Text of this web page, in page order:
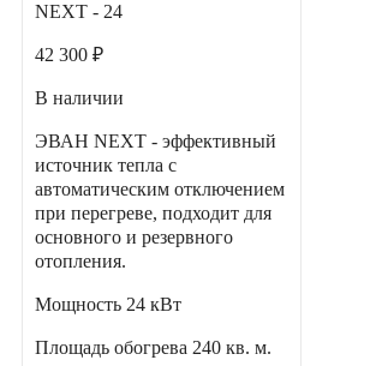
NEXT - 24
42 300 ₽
В наличии
ЭВАН NEXT - эффективный
источник тепла с
автоматическим отключением
при перегреве, подходит для
основного и резервного
отопления.
Мощность 24 кВт
Площадь обогрева 240 кв. м.